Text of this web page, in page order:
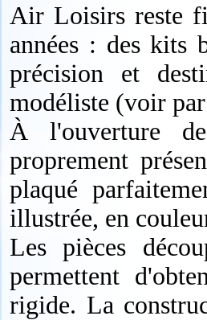
Air Loisirs reste
années : des kits
précision et
modéliste (voir
À l'ouverture
proprement
plaqué
illustrée, en
Les pièces
permettent
rigide. La